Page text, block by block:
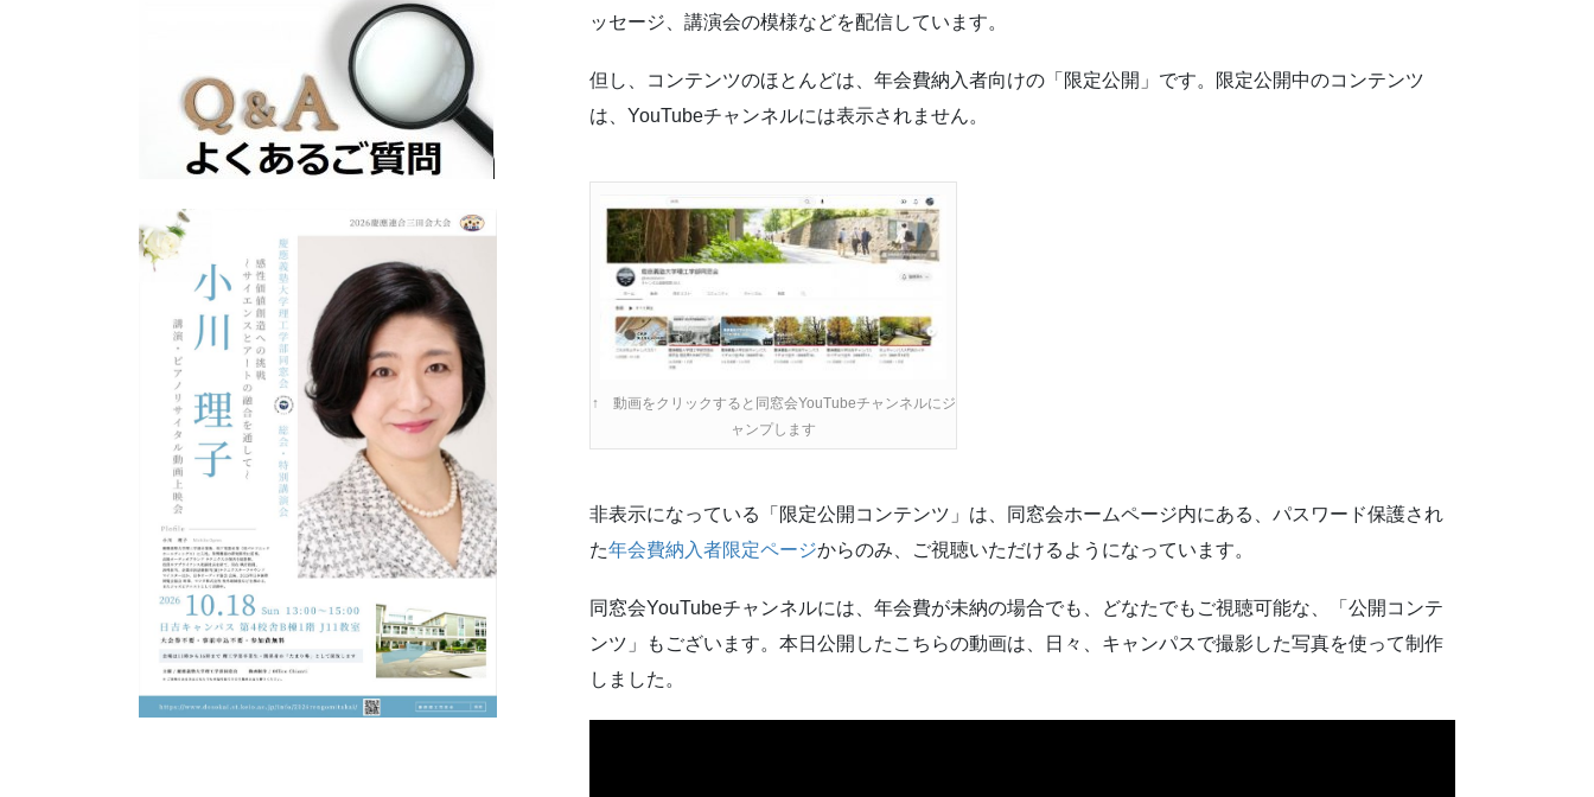
ッセージ、講演会の模様などを配信しています。
但し、コンテンツのほとんどは、年会費納入者向けの「限定公開」です。限定公開中のコンテンツ
は、YouTubeチャンネルには表示されません。
↑ 動画をクリックすると同窓会YouTubeチャンネルにジ
ャンプします
非表示になっている「限定公開コンテンツ」は、同窓会ホームページ内にある、パスワード保護され
た年会費納入者限定ページからのみ、ご視聴いただけるようになっています。
同窓会YouTubeチャンネルには、年会費が未納の場合でも、どなたでもご視聴可能な、「公開コンテ
ンツ」もございます。本日公開したこちらの動画は、日々、キャンパスで撮影した写真を使って制作
しました。